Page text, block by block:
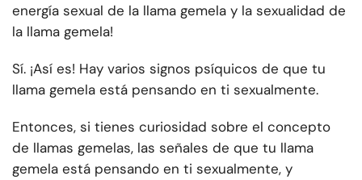
energía sexual de la llama gemela y la sexualidad de
la llama gemela!
Sí. ¡Así es! Hay varios signos psíquicos de que tu
llama gemela está pensando en ti sexualmente.
Entonces, si tienes curiosidad sobre el concepto
de llamas gemelas, las señales de que tu llama
gemela está pensando en ti sexualmente, y